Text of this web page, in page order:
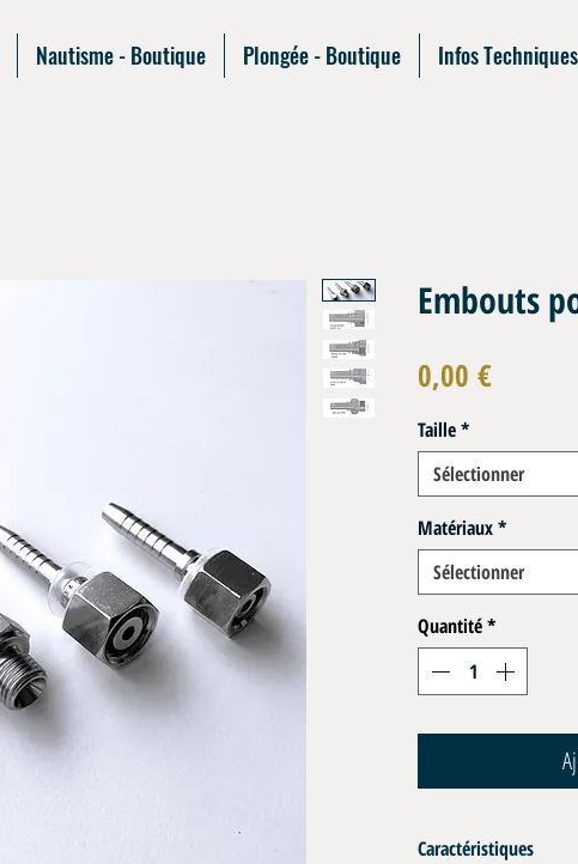
Nautisme - Boutique Plongée - Boutique Infos Techniques
Embouts
0,00 €
Taille*
Sélectionner
Matériaux*
Sélectionner
Quantité*
Caractéristiques